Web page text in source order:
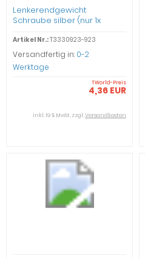
Lenkerendgewicht
Schraube silber (nur 1x
Artikel Nr.:T3330923-923
Versandfertig in: 0-2
Werktage
TWorld-Preis
4,36 EUR
inkl. 19 % MwSt. zzgl.Versandkosten